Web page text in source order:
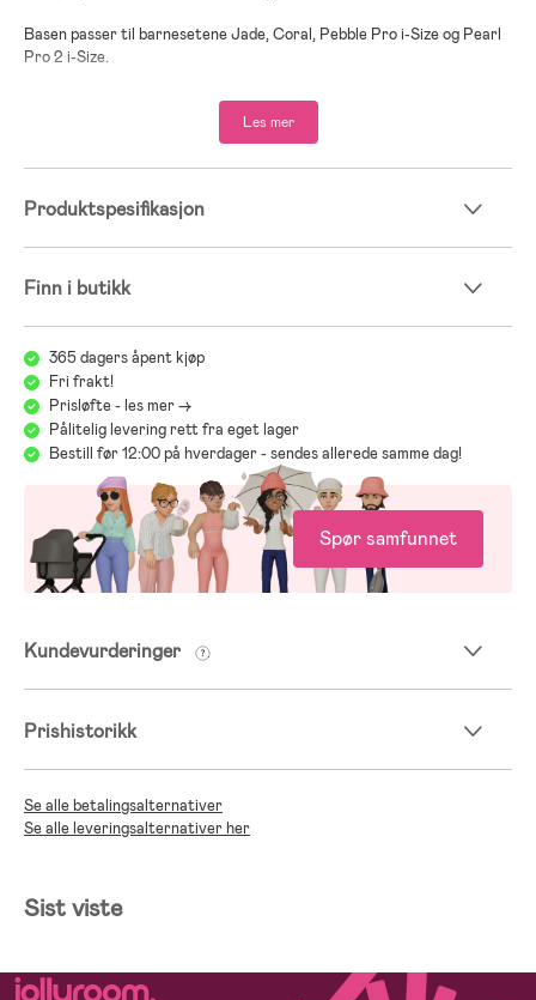
Basen passer til barnesetene Jade, Coral, Pebble Pro i-Size og Pearl
Pro 2 i-Size.
Les mer
Produktspesifikasjon
Finn i butikk
365 dagers åpent kjøp
Fri frakt!
Prisløfte - les mer ->
Pålitelig levering rett fra eget lager
Bestill før 12:00 på hverdager - sendes allerede samme dag!
Spør samfunnet
Kundevurderinger
Prishistorikk
Se alle betalingsalternativer
Se alle leveringsalternativer her
Sist viste